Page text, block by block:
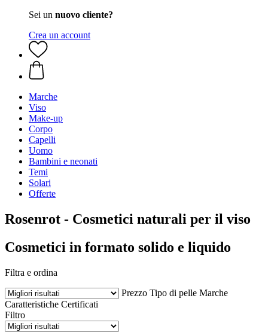
Sei un nuovo cliente?
Crea un account
Marche
Viso
Make-up
Corpo
Capelli
Uomo
Bambini e neonati
Temi
Solari
Offerte
Rosenrot - Cosmetici naturali per il viso
Cosmetici in formato solido e liquido
Filtra e ordina
Prezzo Tipo di pelle Marche
Caratteristiche Certificati
Filtro